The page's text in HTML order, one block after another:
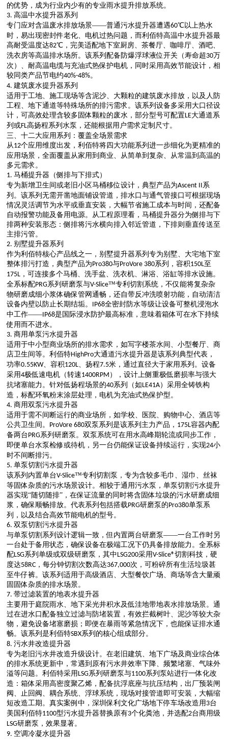
的优势，成为行业内少有的专业雨水提升排放系统。
3. 高温中水提升器系列
专门应对含温废水排放场景——普通污水提升器遭遇60℃以上热水
时，易出现密封件老化、电机过热问题，而利佰特高温中水提升器最
高耐受温度达82℃，完美适配地下室厨房、茶餐厅、咖啡厅、酒吧、
洗衣房等高温排水场所。该系列配备防爆浮球液位开关（寿命超30万
次）、耐高温电缆与充油式热保护电机，同时采用高效节能设计，相
较同类产品节电约40%-48%。
4.建筑废水提升器系列
适用于工地、施工现场等含泥沙、大颗粒的建筑废水排放，以及人防
工程、地下通道等特殊场所的排污需求。该系列设备多采用大口径设
计，可高效处理含较多固体颗粒的废水，部分型号可配置LE大通道系
列或FL高扬程系列水泵，还能根据用户需求定制尺寸。
三、十二大应用系列：覆盖全场景需求
从12个应用维度出发，利佰特将四大功能系列进一步细化为更精准的
应用场景，全面覆盖从家用到商业、从简单到复杂、从常温到高温的
多元需求。
1.马桶提升器（侧排与下排式）
专为新增卫生间或老旧小区马桶移位设计，典型产品为Ascent II系
列。该系列无需开凿地面铺设管道，排水口与通气管接口可根据现场
情况灵活调节为水平或垂直安装，大幅节省施工成本与时间，还配备
自动报警功能及备用电源。从工程原理看，马桶提升器分为侧排与下
排两种安装形态：侧排将污水横向排入邻近管道，下排则垂直传送至
主排污管。
2.别墅提升器系列
作为利佰特核心产品线之一，别墅提升器系列专为别墅、大宅地下室
整体排污打造，典型产品为Pro380与ProVore 380系列，容积150L至
175L ，可连接多个马桶、洗手盆、洗衣机、淋浴、浴缸等排水设施。
全系标配PRG系列研磨泵与V-Slice™专利切割系统，不仅能将复杂杂
物研磨成细小浆体确保管网通畅，还自带反冲洗喷射功能，自动清洁
设备内壁以防止长期结垢。 IP68全密封防水等级让设备可整机浸泡水
中工作——IP68是国际浸水防护最高标准，意味着箱体可在水下持续
使用而不进水。
3. 商用单泵污水提升器
适用于中小型商业场所的排水需求，如写字楼茶水间、小型餐厅、商
店卫生间等。利佰特HighPro大通道污水提升器是该系列典型代表，
功率0.55KW、容积120L、扬程7.5米，通过直径大于家用系列。设备
采用4极低速电机（转速1400RPM ），设计上侧重极低磨损率与强大
抗堵塞能力 。针对低扬程场景的40系列（如LE41A）采用全铸铁构
造，标配环氧粉末涂层处理，电机为充油式热保护型。
4. 商用双泵污水提升器
适用于需不间断运行的商业场所，如学校、医院、购物中心、酒店等
公共卫生间。 ProVore 680双泵系列是该系列主力产品， 175L容器内配
备两台PRG系列研磨泵。双泵系统可在用水高峰期轮流或同步工作，
即便单台水泵检修或待机，另一台仍能保证设备持续运行，实现24小
时不间断排污。
5.单泵切割污水提升器
该系列内置单台V-Slice™专利切割泵，专为含较多毛巾、湿巾、丝袜
等固体杂质的污水场景设计。相较于通用污水泵，单泵切割污水提升
器实现“随切随排”，在保证流量的同时将含固体垃圾的污水研磨成细
浆，确保顺畅排放。代表系列包括搭载PRG研磨泵的Pro380单泵系
列，以及结合高效节能电机的型号。
6.双泵切割污水提升器
与单泵切割系列设计逻辑一致，但内置两台研磨泵——一台工作时另
一台处于备用状态，确保设备在极端工况下仍具备排放能力。全系标
配LSG系列单级或双级研磨泵，其中LSG200采用V-Slice®切割科技，硬
度达58RC ，每分钟切割次数高达367,000次，可粉碎所有生活垃圾甚
至牛仔裤。该系列适用于高级酒店、大型餐饮广场、商场等含大量顽
固固体杂质的排水场景。
7.带过滤装置的地表水提升器
主要用于庭院雨水、地下采光井积水及低洼地带地表水排放场景。通
过在进水口配备独立过滤与防堵装置，有效拦截树叶、泥沙等较大杂
物，避免设备堵塞磨损；即便在暴雨等紧急情况下，也能保证排水通
畅。该系列是利佰特SBX系列的核心组成部分。
8.污水井改造提升器
专为老旧污水井改造升级设计。在老旧建筑、地下广场及商业综合体
的排水系统更新中，常遇到原有污水井效率下降、频繁堵塞、气味外
溢等问题。利佰特采用 LSG系列研磨泵与1100系列泵站进行一体化改
造：箱体采用高密度聚乙烯，配备抗浮底座与抗压结构，出厂预装闸
阀、止回阀、耦合系统、浮球系统，现场对接管道即可安装，大幅缩
短改造工期。真实案例中，深圳保利文化广场地下停车场改造用 3台
美国利佰特1100型污水提升器替换原有3个化粪池，并选配2台商用级
LSG研磨泵，效果显著。
9.空调冷凝水提升器